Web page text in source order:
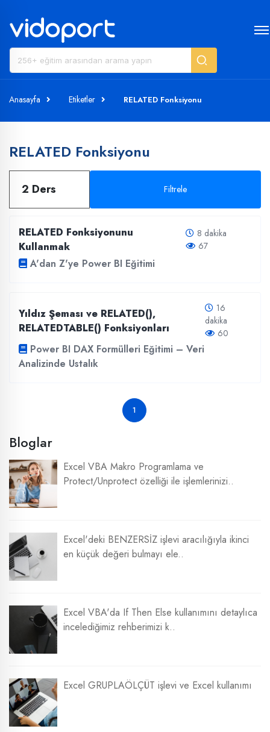
Anasayfa Etiketler RELATED Fonksiyonu
RELATED Fonksiyonu
2 Ders Filtrele
RELATED Fonksiyonunu
Kullanmak
8 dakika
67
A'dan Z'ye Power BI Eğitimi
Yıldız Şeması ve RELATED(),
RELATEDTABLE() Fonksiyonları
16
dakika
60
Power BI DAX Formülleri Eğitimi – Veri
Analizinde Ustalık
1
Bloglar
Excel VBA Makro Programlama ve
Protect/Unprotect özelliği ile işlemlerinizi..
Excel'deki BENZERSİZ işlevi aracılığıyla ikinci
en küçük değeri bulmayı ele..
Excel VBA'da If Then Else kullanımını detaylıca
incelediğimiz rehberimizi k..
Excel GRUPLAÖLÇÜT işlevi ve Excel kullanımı